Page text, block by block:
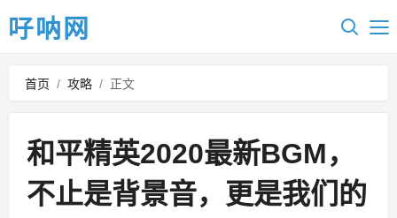
吇呐网
首页 / 攻略 / 正文
和平精英2020最新BGM，
不止是背景音，更是我们的